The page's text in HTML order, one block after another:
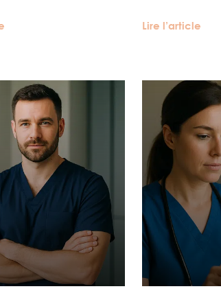
Lire l’article